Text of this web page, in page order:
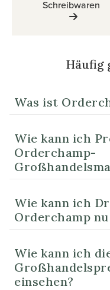
Schreibwaren
Häufig
Was ist
Wie kann ich
Orderchamp-
Wie kann ich
Orderchamp
Wie kann ich
einsehen?